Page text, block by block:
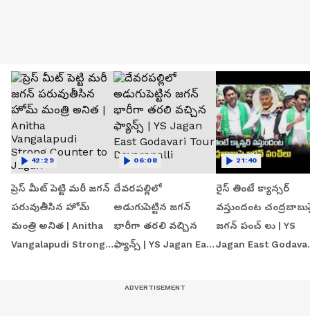
ప్రెస్ మీట్ పెట్టి మరీ జగన్
పరువుతీసిన హోమ్
మంత్రి అనిత | Anitha
Vangalapudi Strong
42:29
దేవరపల్లిలో
అడుగుపెట్టిన జగన్
భారీగా తరలి వచ్చిన
ఫ్యాన్స్ | YS Jagan East
06:08
రైస్ తింటే క్యాన్సర్
వస్తుందంట
జగన్ పంచ్ లు | YS
Jagan East
21:40